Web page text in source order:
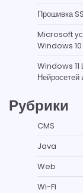
Прошивка
Microsoft
Windows 10
Windows 11
Рубрики
CMS
Java
Web
Wi-Fi